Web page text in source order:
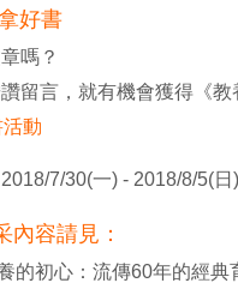
好書
嗎？
留言，就有機會獲得《教
動
7/30(一) - 2018/8/5(日)
容請見：
的初心：流傳60年的經典